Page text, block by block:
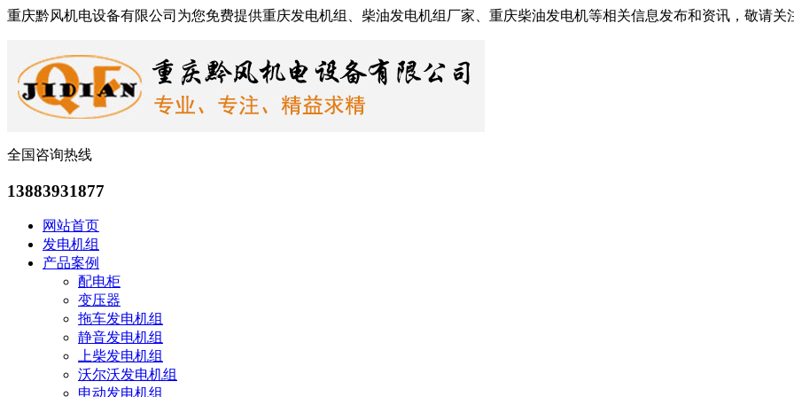
重庆黔风机电设备有限公司为您免费提供重庆发电机组、柴油发电机组厂家、重庆柴油发电机等相关信息发布和资讯，敬请关
全国咨询热线
13883931877
网站首页
发电机组
产品案例
配电柜
变压器
拖车发电机组
静音发电机组
上柴发电机组
沃尔沃发电机组
申动发电机组